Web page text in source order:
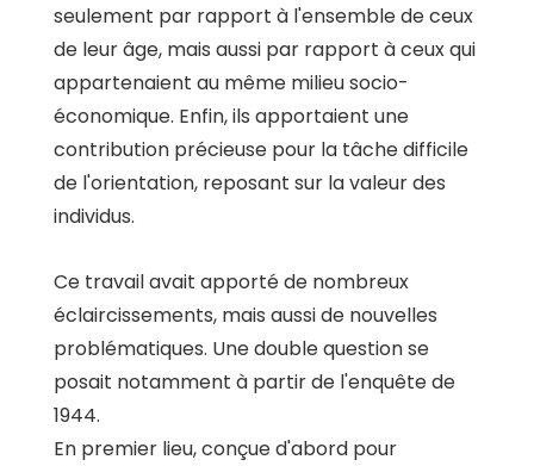
seulement par rapport à l'ensemble de ceux
de leur âge, mais aussi par rapport à ceux qui
appartenaient au même milieu socio-
économique. Enfin, ils apportaient une
contribution précieuse pour la tâche difficile
de l'orientation, reposant sur la valeur des
individus.
Ce travail avait apporté de nombreux
éclaircissements, mais aussi de nouvelles
problématiques. Une double question se
posait notamment à partir de l'enquête de
1944.
En premier lieu, conçue d'abord pour